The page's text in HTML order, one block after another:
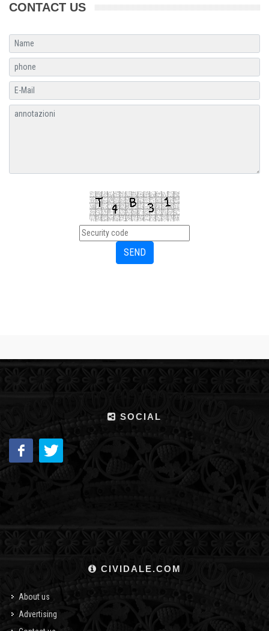
CONTACT US
SOCIAL
CIVIDALE.COM
About us
Advertising